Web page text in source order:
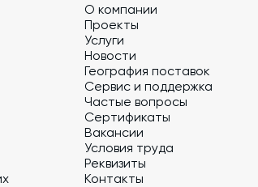
О компании
Проекты
Услуги
Новости
География поставок
Сервис и поддержка
Частые вопросы
Сертификаты
Вакансии
Условия труда
Реквизиты
Контакты